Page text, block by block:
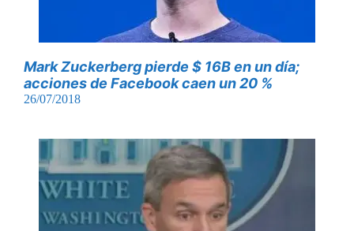
Mark Zuckerberg pierde $ 16B en un día;
acciones de Facebook caen un 20 %
26/07/2018